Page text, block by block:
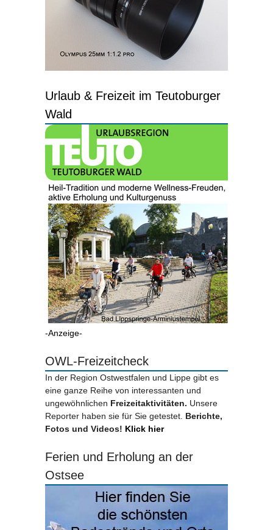
Urlaub & Freizeit im Teutoburger
Wald
-Anzeige-
OWL-Freizeitcheck
In der Region Ostwestfalen und Lippe gibt es
eine ganze Reihe von interessanten und
ungewöhnlichen Freizeitaktivitäten. Unsere
Reporter haben sie für Sie getestet. Berichte,
Fotos und Videos! Klick hier
Ferien und Erholung an der
Ostsee